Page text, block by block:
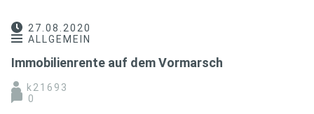
27.08.2020
ALLGEMEIN
Immobilienrente auf dem Vormarsch
k21693
0